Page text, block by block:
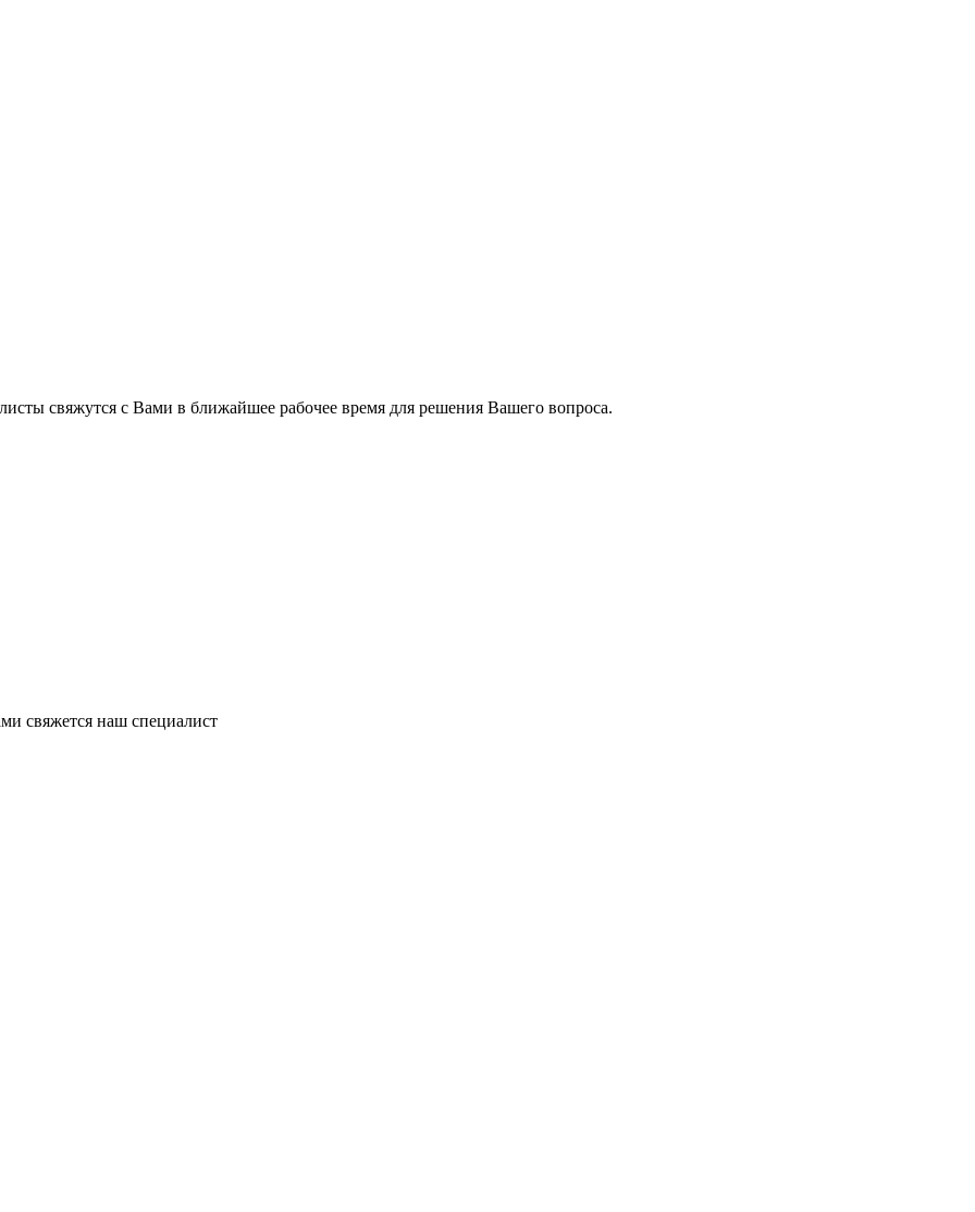
свяжутся с Вами в ближайшее рабочее время для решения Вашего вопроса.
свяжется наш специалист